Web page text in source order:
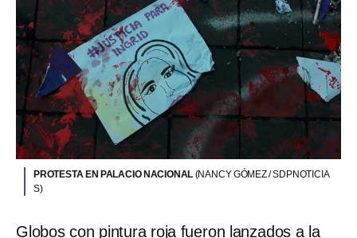
PROTESTA EN PALACIO NACIONAL (NANCY GÓMEZ / SDPNOTICIA
S)
Globos con pintura roja fueron lanzados a la